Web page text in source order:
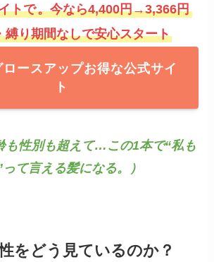
トで。今なら4,400円→3,366円
縛り期間なしで安心スタート
ースアップお得な公式サイ
ト
も性別も超えて…この1本で“私も
って言える髪になる。）
をどう見ているのか？